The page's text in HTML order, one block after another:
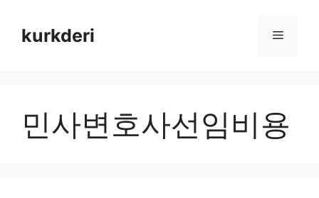
contentkurkderi Menu
민사변호사선임비용